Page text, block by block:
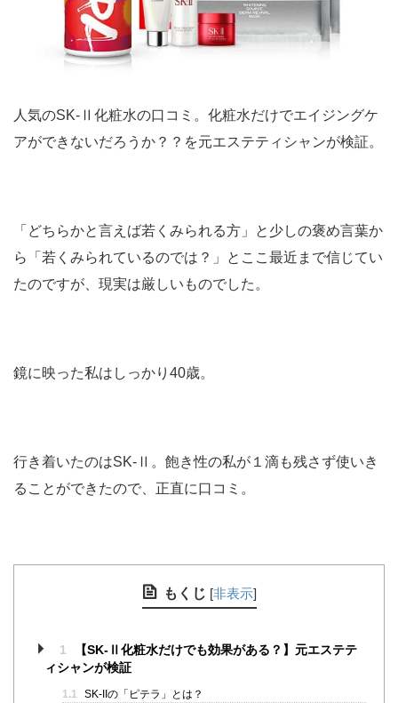
人気のSK-Ⅱ化粧水の口コミ。化粧水だけでエイジングケ
アができないだろうか？？を元エステティシャンが検証。
「どちらかと言えば若くみられる方」と少しの褒め言葉か
ら「若くみられているのでは？」とここ最近まで信じてい
たのですが、現実は厳しいものでした。
鏡に映った私はしっかり40歳。
行き着いたのはSK-Ⅱ。飽き性の私が１滴も残さず使いき
ることができたので、正直に口コミ。
もくじ [非表示]
1
【SK-Ⅱ化粧水だけでも効果がある？】元エステテ
ィシャンが検証
1.1 SK-IIの「ピテラ」とは？